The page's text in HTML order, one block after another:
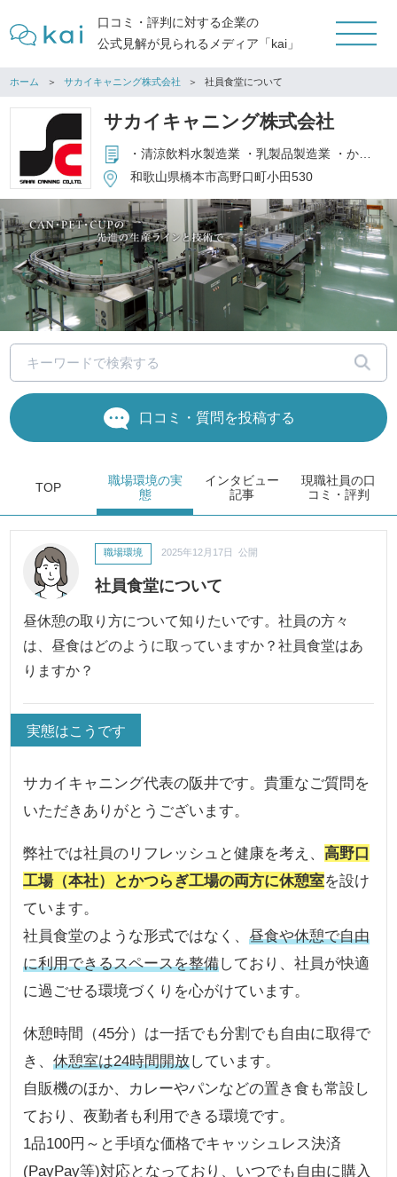
口コミ・評判に対する企業の
公式見解が見られるメディア「kai」
ホーム サカイキャニング株式会社 社員食堂について
サカイキャニング株式会社
・清涼飲料水製造業 ・乳製品製造業 ・かん詰め又はビン詰め食品製造業 ・菓子製造業 ・酒類製造業
和歌山県橋本市高野口町小田530
口コミ・質問を投稿する
TOP
職場環境の実
態
インタビュー
記事
現職社員の口
コミ・評判
社員食堂について
職場環境 2025年12月17日 公開
昼休憩の取り方について知りたいです。社員の方々
は、昼食はどのように取っていますか？社員食堂はあ
りますか？
実態はこうです
サカイキャニング代表の阪井です。貴重なご質問を
いただきありがとうございます。
弊社では社員のリフレッシュと健康を考え、高野口
工場（本社）とかつらぎ工場の両方に休憩室を設け
ています。
社員食堂のような形式ではなく、昼食や休憩で自由
に利用できるスペースを整備しており、社員が快適
に過ごせる環境づくりを心がけています。
休憩時間（45分）は一括でも分割でも自由に取得で
き、休憩室は24時間開放しています。
自販機のほか、カレーやパンなどの置き食も常設し
ており、夜勤者も利用できる環境です。
1品100円～と手頃な価格でキャッシュレス決済
(PayPay等)対応となっており、いつでも自由に購入